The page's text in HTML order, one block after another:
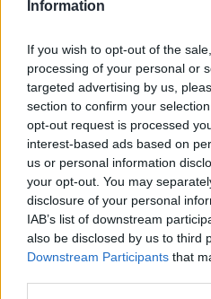
Information
If you wish to opt-out of the
processing of your personal or
targeted advertising by us,
section to confirm your
opt-out request is processed
interest-based ads based on
us or personal information
your opt-out. You may
disclosure of your personal
IAB’s list of downstream
also be disclosed by us to third
Downstream Participants that
që sakrifikoi fëmijët